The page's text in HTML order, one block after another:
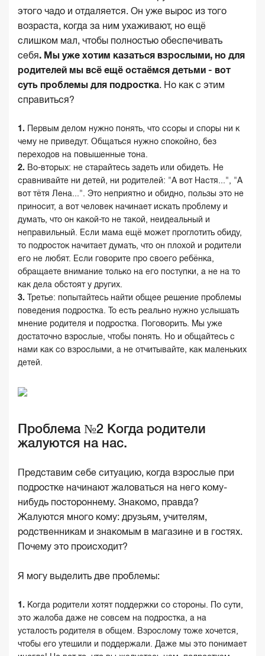
этого чадо и отдаляется. Он уже вырос из того
возраста, когда за ним ухаживают, но ещё
слишком мал, чтобы полностью обеспечивать
себя. Мы уже хотим казаться взрослыми, но для
родителей мы всё ещё остаёмся детьми - вот
суть проблемы для подростка. Но как с этим
справиться?
Первым делом нужно понять, что ссоры и споры ни к
чему не приведут. Общаться нужно спокойно, без
переходов на повышенные тона.
Во-вторых: не старайтесь задеть или обидеть. Не
сравнивайте ни детей, ни родителей: "А вот Настя...", "А
вот тётя Лена...". Это неприятно и обидно, пользы это не
приносит, а вот человек начинает искать проблему и
думать, что он какой-то не такой, неидеальный и
неправильный. Если мама ещё может проглотить обиду,
то подросток начитает думать, что он плохой и родители
его не любят. Если говорите про своего ребёнка,
обращаете внимание только на его поступки, а не на то
как дела обстоят у других.
Третье: попытайтесь найти общее решение проблемы
поведения подростка. То есть реально нужно услышать
мнение родителя и подростка. Поговорить. Мы уже
достаточно взрослые, чтобы понять. Но и общайтесь с
нами как со взрослыми, а не отчитывайте, как маленьких
детей.
Проблема №2 Когда родители
жалуются на нас.
Представим себе ситуацию, когда взрослые при
подростке начинают жаловаться на него кому-
нибудь постороннему. Знакомо, правда?
Жалуются много кому: друзьям, учителям,
родственникам и знакомым в магазине и в гостях.
Почему это происходит?
Я могу выделить две проблемы:
Когда родители хотят поддержки со стороны. По сути,
это жалоба даже не совсем на подростка, а на
усталость родителя в общем. Взрослому тоже хочется,
чтобы его утешили и поддержали. Даже мы это понимает